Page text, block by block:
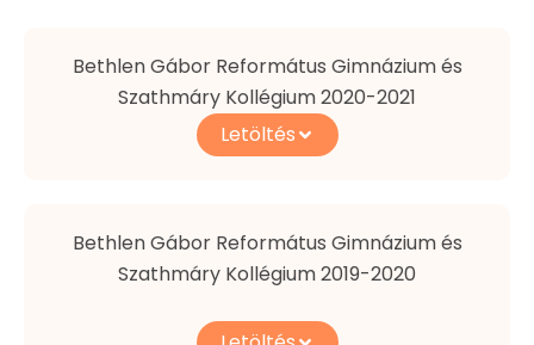
Bethlen Gábor Református Gimnázium és
Szathmáry Kollégium 2020-2021
Letöltés
Bethlen Gábor Református Gimnázium és
Szathmáry Kollégium 2019-2020